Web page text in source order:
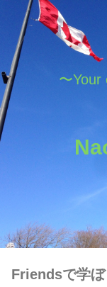
〜Your
Friendsで学ぼ